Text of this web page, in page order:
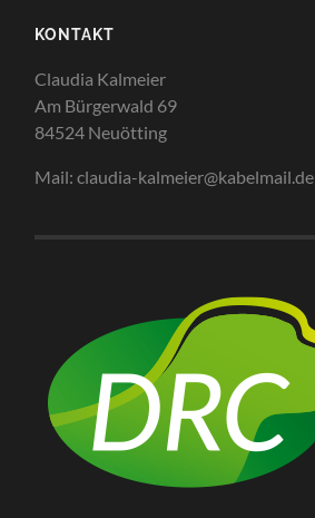
KONTAKT
Claudia Kalmeier
Am Bürgerwald 69
84524 Neuötting
Mail: claudia-kalmeier@kabelmail.de